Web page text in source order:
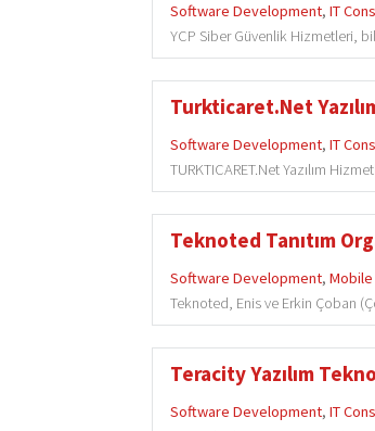
Software Development,IT
YCP Siber Güvenlik Hizmetleri,
Turkticaret.Net
Software Development,IT
TURKTICARET.Net Yazılım
Teknoted Tanıtım
Software Development,
Teknoted, Enis ve Erkin Çoban
Teracity Yazılım
Software Development,IT